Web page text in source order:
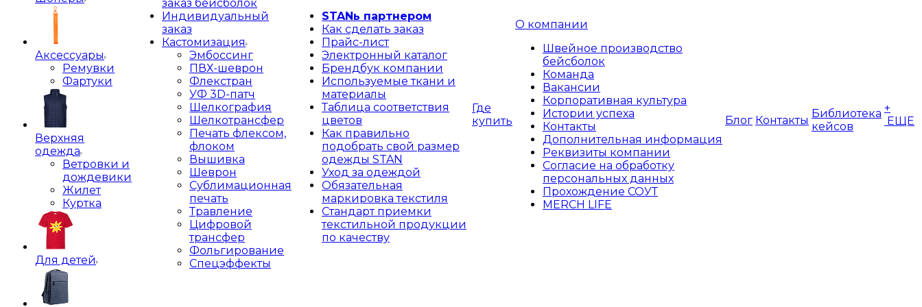
Аксессуары
Ремувки
Фартуки
Верхняя
одежда
Ветровки и
дождевики
Жилет
Куртка
Для детей
заказ бейсболок
Индивидуальный
заказ
Кастомизация
Эмбоссинг
ПВХ-шеврон
Флекстран
УФ 3D-патч
Шелкография
Шелкотрансфер
Печать флексом,
флоком
Вышивка
Шеврон
Сублимационная
печать
Травление
Цифровой
трансфер
Фольгирование
Спецэффекты
STANь партнером
Как сделать заказ
Прайс-лист
Электронный каталог
Брендбук компании
Используемые ткани и
материалы
Таблица соответствия
цветов
Как правильно
подобрать свой размер
одежды STAN
Уход за одеждой
Обязательная
маркировка текстиля
Стандарт приемки
текстильной продукции
по качеству
Где
купить
О компании
Швейное производство
бейсболок
Команда
Вакансии
Корпоративная культура
Истории успеха
Контакты
Дополнительная информация
Реквизиты компании
Согласие на обработку
персональных данных
Прохождение СОУТ
MERCH LIFE
Блог Контакты
Библиотека
кейсов
+
ЕЩЕ